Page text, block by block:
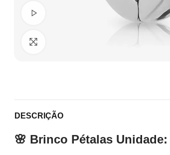
DESCRIÇÃO
🌸 Brinco Pétalas